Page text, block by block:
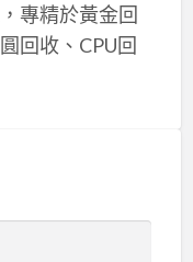
專精於黃金回
回收、CPU回